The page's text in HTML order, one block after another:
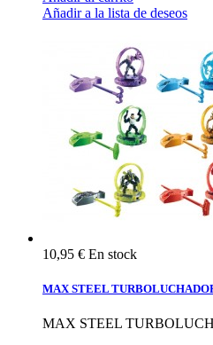
Añadir a la lista de deseos
10,95 € En stock
MAX STEEL
MAX STEEL